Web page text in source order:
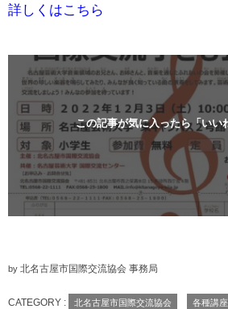
詳しくはこちら
この記事が気に入ったら「いい
by 北名古屋市国際交流協会 事務局
CATEGORY : 北名古屋市国際交流協会 各種講座